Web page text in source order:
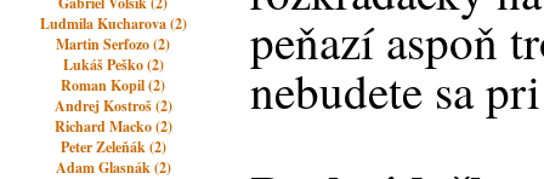
Ludmila Kucharova (2)
Martin Serfozo (2)
Lukáš Peško (2)
Roman Kopil (2)
Andrej Kostroš (2)
Richard Macko (2)
Peter Zeleňák (2)
Adam Glasnák (2)
peňazí aspoň
nebudete sa